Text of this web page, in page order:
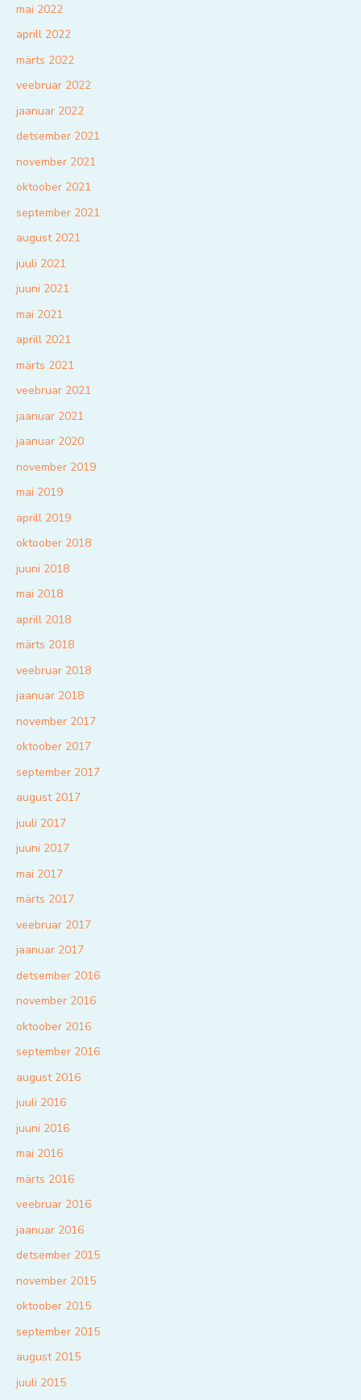
mai 2022
aprill 2022
märts 2022
veebruar 2022
jaanuar 2022
detsember 2021
november 2021
oktoober 2021
september 2021
august 2021
juuli 2021
juuni 2021
mai 2021
aprill 2021
märts 2021
veebruar 2021
jaanuar 2021
jaanuar 2020
november 2019
mai 2019
aprill 2019
oktoober 2018
juuni 2018
mai 2018
aprill 2018
märts 2018
veebruar 2018
jaanuar 2018
november 2017
oktoober 2017
september 2017
august 2017
juuli 2017
juuni 2017
mai 2017
märts 2017
veebruar 2017
jaanuar 2017
detsember 2016
november 2016
oktoober 2016
september 2016
august 2016
juuli 2016
juuni 2016
mai 2016
märts 2016
veebruar 2016
jaanuar 2016
detsember 2015
november 2015
oktoober 2015
september 2015
august 2015
juuli 2015